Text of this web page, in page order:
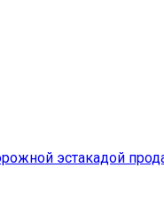
эстакадой